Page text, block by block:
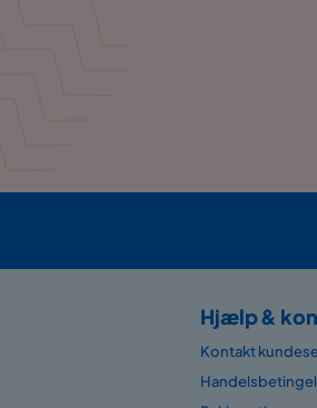
Hjælp &
Kontakt